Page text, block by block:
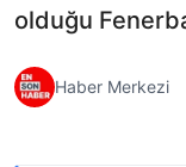
olduğu
Haber Merkezi